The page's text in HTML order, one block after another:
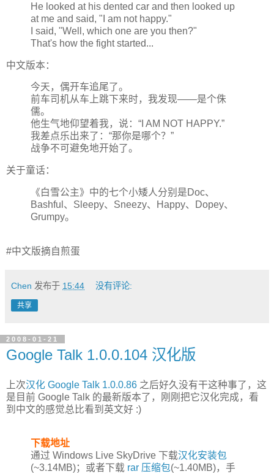
He looked at his dented car and then looked up
at me and said, "I am not happy."
I said, "Well, which one are you then?"
That's how the fight started...
中文版本：
今天，偶开车追尾了。
前车司机从车上跳下来时，我发现——是个侏
儒。
他生气地仰望着我，说：“I AM NOT HAPPY.”
我差点乐出来了：“那你是哪个？”
战争不可避免地开始了。
关于童话：
《白雪公主》中的七个小矮人分别是Doc、
Bashful、Sleepy、Sneezy、Happy、Dopey、
Grumpy。
#中文版摘自煎蛋
Chen 发布于 15:44 没有评论:
共享
2008-01-21
Google Talk 1.0.0.104 汉化版
上次汉化 Google Talk 1.0.0.86 之后好久没有干这种事了，这
是目前 Google Talk 的最新版本了，刚刚把它汉化完成，看
到中文的感觉总比看到英文好 :)
下载地址
通过 Windows Live SkyDrive 下载汉化安装包
(~3.14MB)；或者下载 rar 压缩包(~1.40MB)，手